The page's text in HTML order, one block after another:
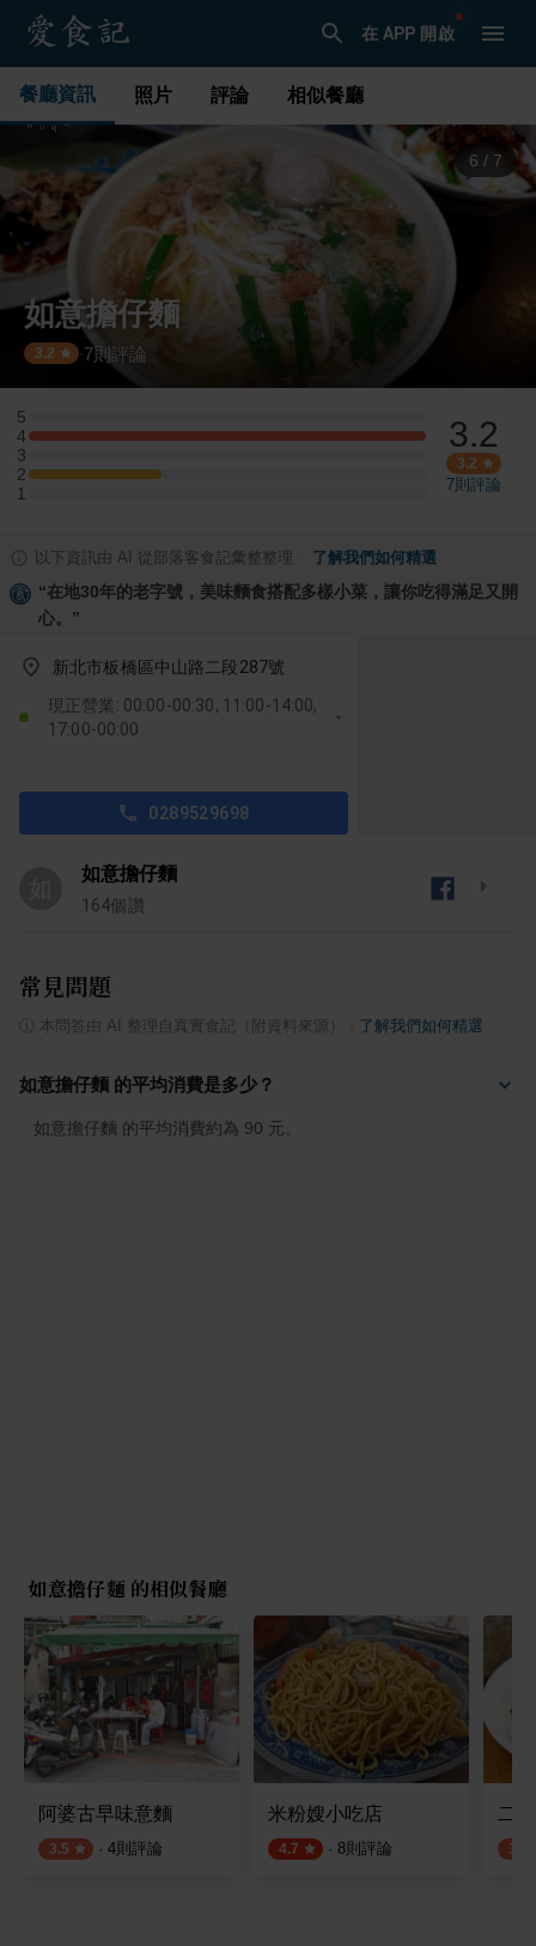
在 APP 開啟
餐廳資訊 照片 評論 相似餐廳
6 / 7
如意擔仔麵
3.2 ·7則評論
5
5 星：0 則評論
4
4 星：3 則評論
3
3 星：0 則評論
2
2 星：1 則評論
1
1 星：0 則評論
3.2
3.2
7則評論
以下資訊由 AI 從部落客食記彙整整理 了解我們如何精選
“在地30年的老字號，美味麵食搭配多樣小菜，讓你吃得滿足又開
心。 ”
新北市板橋區中山路二段287號
現正營業: 00:00-00:30, 11:00-14:00,
17:00-00:00
0289529698
如意擔仔麵
164個讚
常見問題
本問答由 AI 整理自真實食記（附資料來源） 了解我們如何精選
如意擔仔麵 的平均消費是多少？
如意擔仔麵 的平均消費約為 90 元。
如意擔仔麵 的相似餐廳
阿婆古早味意麵
3.5 · 4則評論
米粉嫂小吃店
4.7 · 8則評論
二
3.7